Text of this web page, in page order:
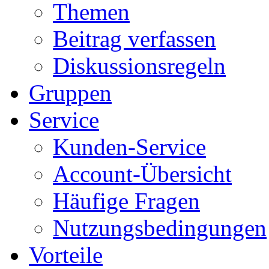
Themen
Beitrag verfassen
Diskussionsregeln
Gruppen
Service
Kunden-Service
Account-Übersicht
Häufige Fragen
Nutzungsbedingungen
Vorteile